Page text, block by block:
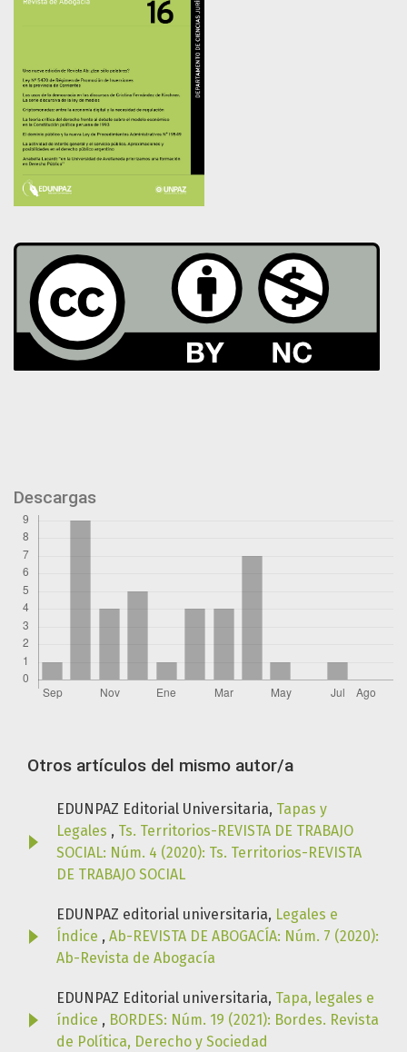
Descargas
Otros artículos del mismo autor/a
EDUNPAZ Editorial Universitaria, Tapas y
Legales , Ts. Territorios-REVISTA DE TRABAJO
SOCIAL: Núm. 4 (2020): Ts. Territorios-REVISTA
DE TRABAJO SOCIAL
EDUNPAZ editorial universitaria, Legales e
Índice , Ab-REVISTA DE ABOGACÍA: Núm. 7 (2020):
Ab-Revista de Abogacía
EDUNPAZ Editorial universitaria, Tapa, legales e
índice , BORDES: Núm. 19 (2021): Bordes. Revista
de Política, Derecho y Sociedad